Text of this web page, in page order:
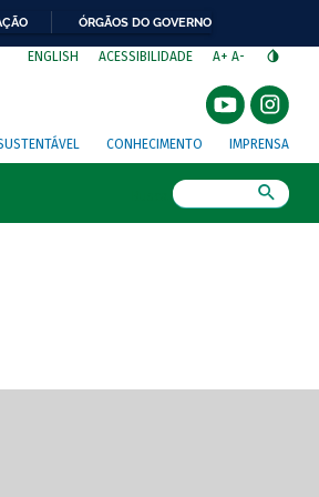
ÓRGÃOS DO GOVERNO
ENGLISH ACESSIBILIDADE A+ A-
CONHECIMENTO IMPRENSA
tela